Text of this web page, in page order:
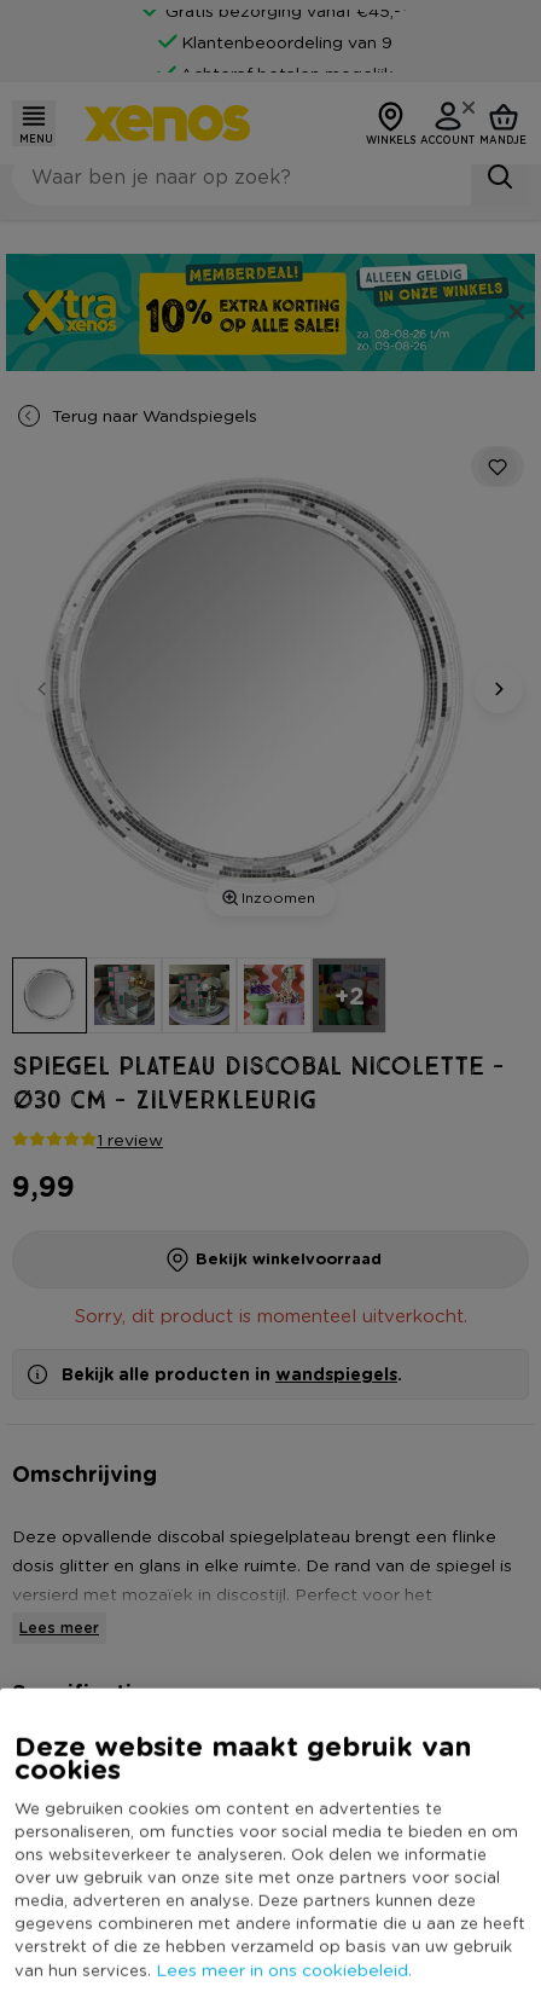
Deze website maakt gebruik van
cookies
We gebruiken cookies om content en advertenties te
personaliseren, om functies voor social media te bieden en om
ons websiteverkeer te analyseren. Ook delen we informatie
over uw gebruik van onze site met onze partners voor social
media, adverteren en analyse. Deze partners kunnen deze
gegevens combineren met andere informatie die u aan ze heeft
verstrekt of die ze hebben verzameld op basis van uw gebruik
van hun services. Lees meer in ons cookiebeleid.
Gratis bezorging vanaf €45,-*
Klantenbeoordeling van 9
Achteraf betalen mogelijk
MENU WINKELS ACCOUNT MANDJE
Terug naar Wandspiegels
Inzoomen
+2
Spiegel plateau discobal Nicolette -
ø30 cm - zilverkleurig
1 review
9,99
Bekijk winkelvoorraad
Sorry, dit product is momenteel uitverkocht.
Bekijk alle producten in wandspiegels.
Omschrijving
Deze opvallende discobal spiegelplateau brengt een flinke
dosis glitter en glans in elke ruimte. De rand van de spiegel is
versierd met mozaïek in discostijl. Perfect voor het
tentoonstellen van je favoriete decoratieve items, zoals
schitterend middelpunt vormt op een salontafel of dressoir.
de achterkant. Hang de spiegel op in je woonkamer,
slaapkamer, hal of badkamer als echte eyecatcher!
Contactgegevens
Xenos B.V, Schutweg 8, 5145NP Waalwijk, Nederland
www.xenos.nl/klantenservice
Lees meer
Specificaties
Artikelnummer
441321
Online Only
Materiaal
MDF
Diameter (cm)
30
Kleur
Zilverkleurig
Vorm
Rond
Duurzaamheidsscore
(Nog) geen score